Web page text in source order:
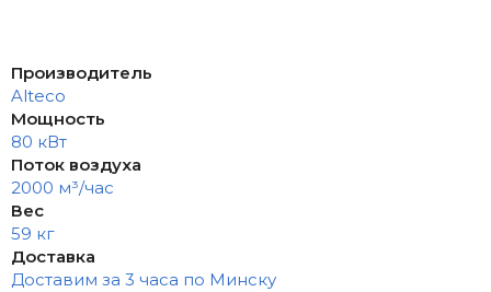
Производитель
Alteco
Мощность
80 кВт
Поток воздуха
2000 м³/час
Вес
59 кг
Доставка
Доставим за 3 часа по Минску